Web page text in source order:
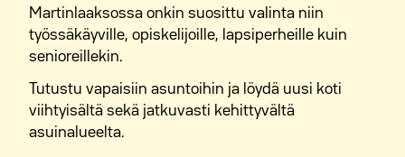
Martinlaaksossa onkin suosittu valinta niin
työssäkäyville, opiskelijoille, lapsiperheille kuin
senioreillekin.
Tutustu vapaisiin asuntoihin ja löydä uusi koti
viihtyisältä sekä jatkuvasti kehittyvältä
asuinalueelta.